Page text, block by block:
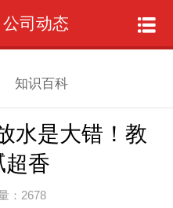
公司动态
知识百科
水是大错！教
超香
：2678